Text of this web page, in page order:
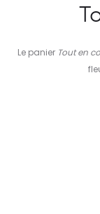
Le panier Tout en